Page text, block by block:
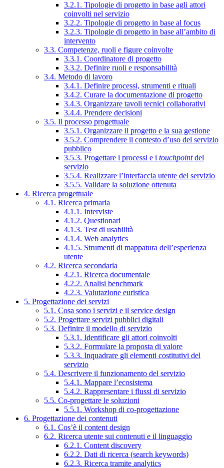
3.2.1. Tipologie di progetto in base agli attori
coinvolti nel servizio
3.2.2. Tipologie di progetto in base al focus
3.2.3. Tipologie di progetto in base all’ambito di
intervento
3.3. Competenze, ruoli e figure coinvolte
3.3.1. Coordinatore di progetto
3.3.2. Definire ruoli e responsabilità
3.4. Metodo di lavoro
3.4.1. Definire processi, strumenti e rituali
3.4.2. Curare la documentazione di progetto
3.4.3. Organizzare tavoli tecnici collaborativi
3.4.4. Prendere decisioni
3.5. Il processo progettuale
3.5.1. Organizzare il progetto e la sua gestione
3.5.2. Comprendere il contesto d’uso del servizio
pubblico
3.5.3. Progettare i processi e i touchpointdel
servizio
3.5.4. Realizzare l’interfaccia utente del servizio
3.5.5. Validare la soluzione ottenuta
4. Ricerca progettuale
4.1. Ricerca primaria
4.1.1. Interviste
4.1.2. Questionari
4.1.3. Test di usabilità
4.1.4. Web analytics
4.1.5. Strumenti di mappatura dell’esperienza
utente
4.2. Ricerca secondaria
4.2.1. Ricerca documentale
4.2.2. Analisi benchmark
4.2.3. Valutazione euristica
5. Progettazione dei servizi
5.1. Cosa sono i servizi e il service design
5.2. Progettare servizi pubblici digitali
5.3. Definire il modello di servizio
5.3.1. Identificare gli attori coinvolti
5.3.2. Formulare la proposta di valore
5.3.3. Inquadrare gli elementi costitutivi del
servizio
5.4. Descrivere il funzionamento del servizio
5.4.1. Mappare l’ecosistema
5.4.2. Rappresentare i flussi di servizio
5.5. Co-progettare le soluzioni
5.5.1. Workshop di co-progettazione
6. Progettazione dei contenuti
6.1. Cos’è il content design
6.2. Ricerca utente sui contenuti e il linguaggio
6.2.1. Content discovery
6.2.2. Dati di ricerca (search keywords)
6.2.3. Ricerca tramite analytics